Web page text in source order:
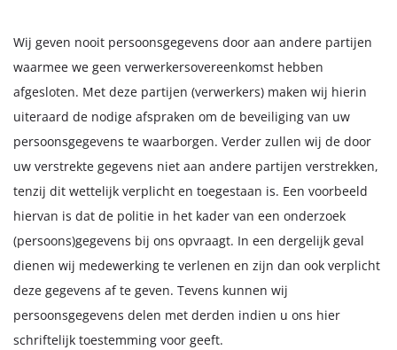
Wij geven nooit persoonsgegevens door aan andere partijen
waarmee we geen verwerkersovereenkomst hebben
afgesloten. Met deze partijen (verwerkers) maken wij hierin
uiteraard de nodige afspraken om de beveiliging van uw
persoonsgegevens te waarborgen. Verder zullen wij de door
uw verstrekte gegevens niet aan andere partijen verstrekken,
tenzij dit wettelijk verplicht en toegestaan is. Een voorbeeld
hiervan is dat de politie in het kader van een onderzoek
(persoons)gegevens bij ons opvraagt. In een dergelijk geval
dienen wij medewerking te verlenen en zijn dan ook verplicht
deze gegevens af te geven. Tevens kunnen wij
persoonsgegevens delen met derden indien u ons hier
schriftelijk toestemming voor geeft.